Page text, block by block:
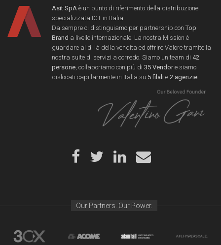
Asit SpA è un punto di riferimento della distribuzione
specializzata ICT in Italia.
Da sempre ci distinguiamo per partnership con Top
Brand a livello internazionale. La nostra Mission è
guardare al di là della vendita ed offrire Valore tramite la
nostra suite di servizi a corredo. Siamo un team di 42
persone, collaboriamo con più di 35 Vendore siamo
dislocati capillarmente in Italia su 5 filali e 2 agenzie.